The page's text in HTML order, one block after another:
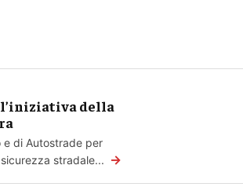
l’iniziativa della
e di Autostrade per
stradale... →